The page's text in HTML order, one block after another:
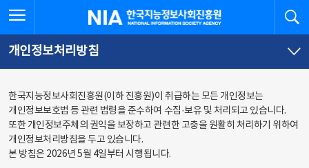
바로가기
바로가기
한국지능정보사회진흥원
개인정보처리방침
한국지능정보사회진흥원(이하 진흥원)이 취급하는 모든 개인정보는
개인정보보호법 등 관련 법령을 준수하여 수집·보유 및 처리되고 있습니다.
또한 개인정보주체의 권익을 보장하고 관련한 고충을 원활히 처리하기 위하여
개인정보처리방침을 두고 있습니다.
본 방침은 2026년 5월 4일부터 시행됩니다.